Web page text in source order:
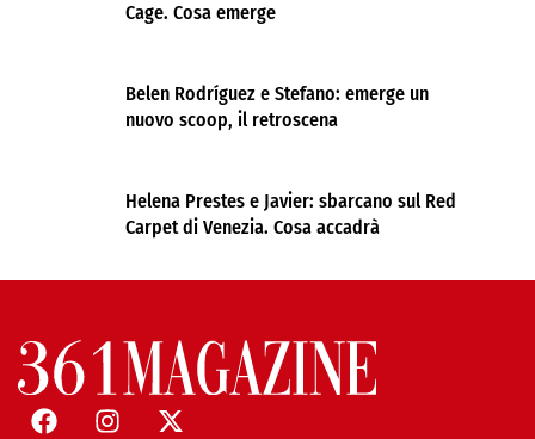
Cage. Cosa emerge
Belen Rodríguez e Stefano: emerge un
nuovo scoop, il retroscena
Helena Prestes e Javier: sbarcano sul Red
Carpet di Venezia. Cosa accadrà